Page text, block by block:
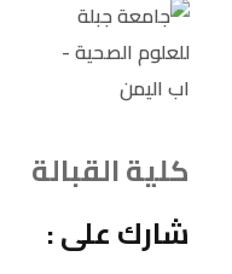
كلية القبالة
شارك على :